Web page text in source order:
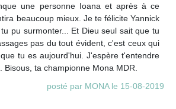
une personne Ioana et après à ce
beaucoup mieux. Je te félicite Yannick
pu surmonter... Et Dieu seul sait que tu
pas du tout évident, c'est ceux qui
tu es aujourd'hui. J'espère t'entendre
Bisous, ta championne Mona MDR.
posté par MONA le 15-08-2019